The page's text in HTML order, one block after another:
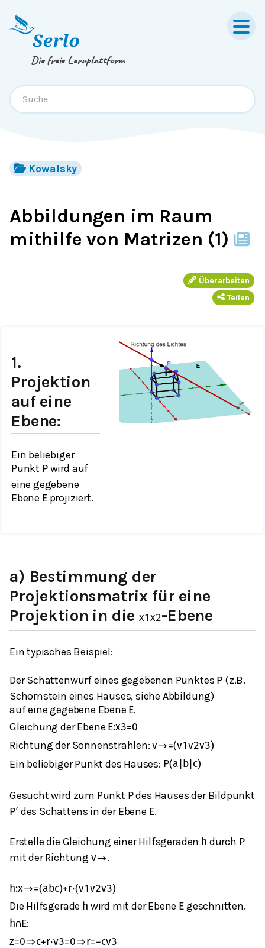
Springe zum
Die freie Lernplattform
Kowalsky
Abbildungen im Raum
mithilfe von Matrizen (1)
Überarbeiten
Teilen
1.
Projektion
auf eine
Ebene:
Ein beliebiger
Punkt Pwird auf
eine gegebene
Ebene Eprojiziert.
a) Bestimmung der
Projektionsmatrix für eine
Projektion in diex1x2-Ebene
Ein typisches Beispiel:
Der Schattenwurf eines gegebenen Punktes P (z.B.
Schornstein eines Hauses, siehe Abbildung)
auf eine gegebene Ebene E.
Gleichung der Ebene E:x3=0
Richtung der Sonnenstrahlen:v→=(v1v2v3)
Ein beliebiger Punkt des Hauses: P(a b| c)
Gesucht wird zum Punkt Pdes Hauses der Bildpunkt
P′ des Schattens in der Ebene E.
Erstelle die Gleichung einer Hilfsgeraden h durch P
mit der Richtung v→.
h:x→=(a bc)+r⋅(v1 v2v3)
Die Hilfsgerade h wird mit der Ebene E geschnitten.
h∩ E:
z=0⇒c+r⋅v3=0⇒r=−cv3